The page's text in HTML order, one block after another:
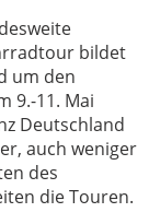
bildet
um den
9.-11. Mai
Deutschland
auch weniger
des
die Touren.